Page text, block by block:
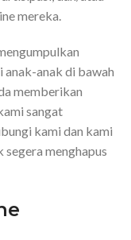
mereka.
anak di bawah
memberikan
sangat
kami dan kami
menghapus